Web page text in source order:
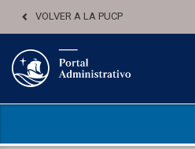
VOLVER A LA PUCP